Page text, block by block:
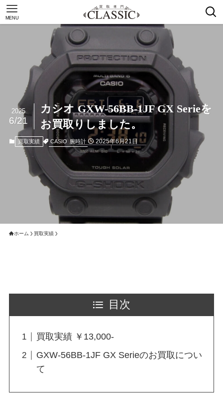
MENU
カシオ GXW-56BB-1JF GX Serieを
お買取りしました。
2025
6/21
買取実績 CASIO 腕時計 2025年6月21日
ホーム 買取実績
目次
買取実績 ￥13,000-
GXW-56BB-1JF GX Serieのお買取につい
て